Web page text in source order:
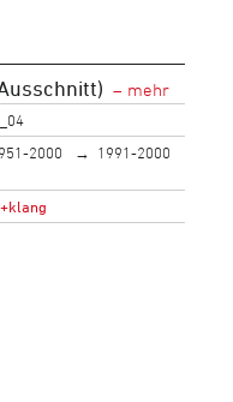
2000
1991-2000